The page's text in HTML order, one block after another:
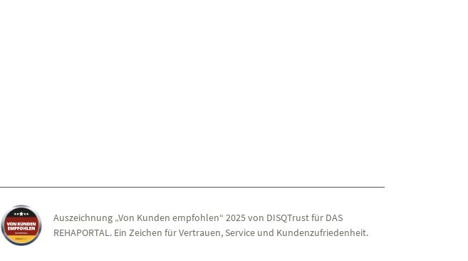
Auszeichnung „Von Kunden empfohlen“ 2025 von DISQTrust für DAS
REHAPORTAL. Ein Zeichen für Vertrauen, Service und Kundenzufriedenheit.